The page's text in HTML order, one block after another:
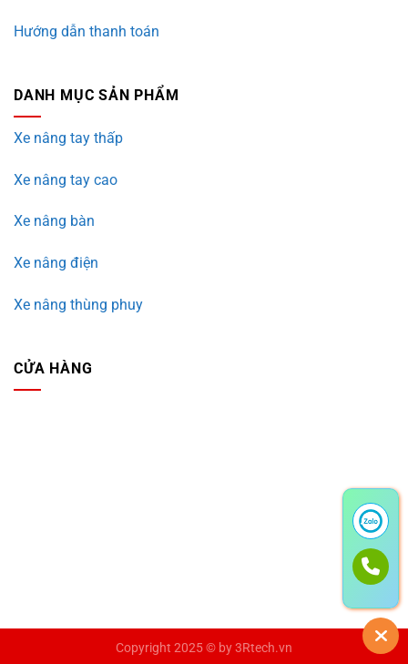
Hướng dẫn thanh toán
DANH MỤC SẢN PHẨM
Xe nâng tay thấp
Xe nâng tay cao
Xe nâng bàn
Xe nâng điện
Xe nâng thùng phuy
CỬA HÀNG
Copyright 2025 © by3Rtech.vn